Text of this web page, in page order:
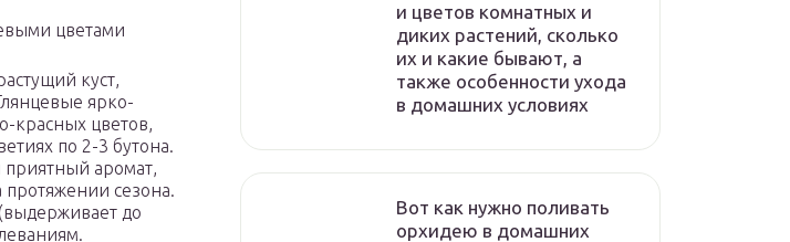
цветами
куст,
ярко-
красных цветов,
по 2-3 бутона.
аромат,
протяжении сезона.
до
и цветов комнатных и
диких растений, сколько
их и какие бывают, а
также особенности ухода
в домашних условиях
Вот как нужно поливать
орхидею в домашних